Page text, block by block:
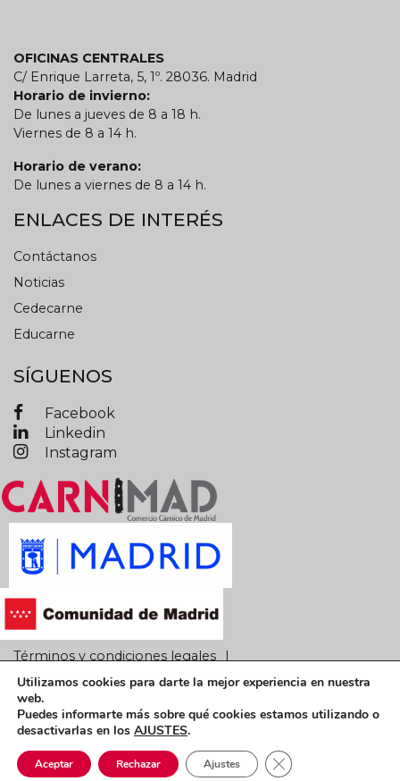
OFICINAS CENTRALES
C/ Enrique Larreta, 5, 1º. 28036. Madrid
Horario de invierno:
De lunes a jueves de 8 a 18 h.
Viernes de 8 a 14 h.
Horario de verano:
De lunes a viernes de 8 a 14 h.
ENLACES DE INTERÉS
Contáctanos
Noticias
Cedecarne
Educarne
SÍGUENOS
Facebook
Linkedin
Instagram
Términos y condiciones legales
Política de privacidad Política de cookies
CARNIMAD © 2019 Todos los derechos reservados
Utilizamos cookies para darte la mejor experiencia en nuestra
web.
Puedes informarte más sobre qué cookies estamos utilizando o
desactivarlas en los AJUSTES.
Aceptar Rechazar Ajustes Cerrar el banner de